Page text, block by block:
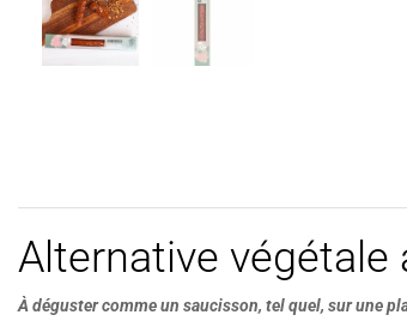
Alternative végétale
À déguster comme un saucisson, tel quel, sur une